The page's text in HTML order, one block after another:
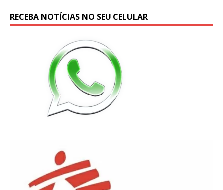
RECEBA NOTÍCIAS NO SEU CELULAR